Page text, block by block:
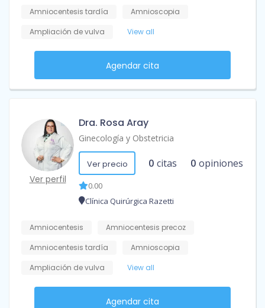
Amniocentesis tardía
Amnioscopia
Ampliación de vulva
View all
Agendar cita
Ver perfil
Dra. Rosa Aray
Ginecología y Obstetricia
Ver precio 0 citas 0 opiniones
0.00
Clínica Quirúrgica Razetti
Amniocentesis
Amniocentesis precoz
Amniocentesis tardía
Amnioscopia
Ampliación de vulva
View all
Agendar cita